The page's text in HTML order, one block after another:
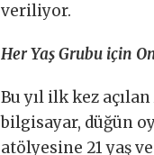
veriliyor.
Her Yaş Grubu için
Bu yıl ilk kez
bilgisayar, düğün
atölyesine 21 yaş